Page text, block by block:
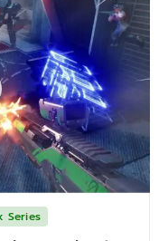
Series